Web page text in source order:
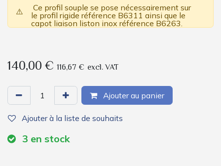
⚠️
Ce profil souple se pose nécessairement sur
le profil rigide référence B6311 ainsi que le
capot liaison liston inox référence B6263.
140,00€ 116,67 € excl. VAT
Ajouter au panier
Ajouter à la liste de souhaits
3 en stock